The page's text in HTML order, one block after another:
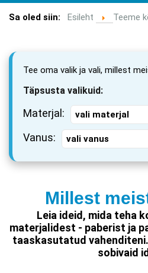
Sa oled siin: Esileht Teeme
Tee oma valik ja vali, millest
Täpsusta valikuid:
Materjal:
Vanus:
Millest
Leia ideid, mida teha
materjalidest - paberist ja
taaskasutatud
sobivaid